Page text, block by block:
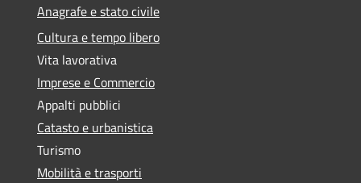
Anagrafe e stato civile
Cultura e tempo libero
Vita lavorativa
Imprese e Commercio
Appalti pubblici
Catasto e urbanistica
Turismo
Mobilità e trasporti